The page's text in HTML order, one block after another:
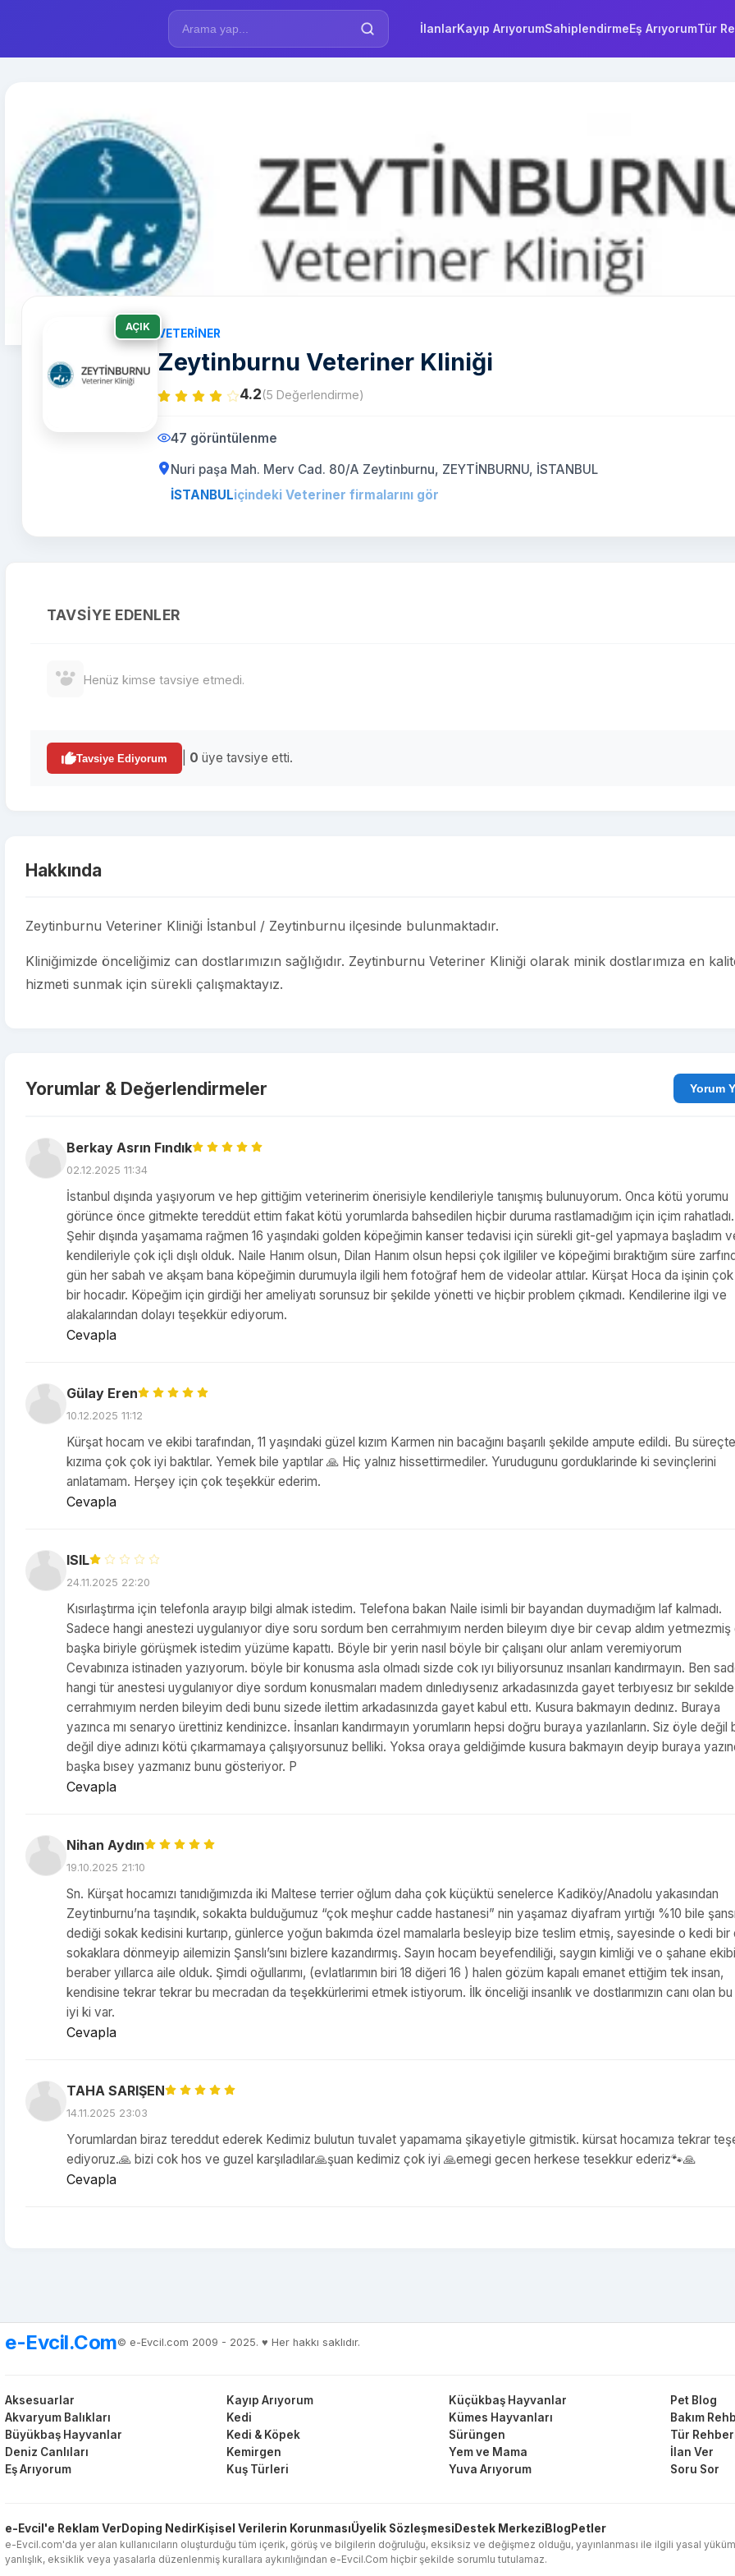
İlanlarKayıp ArıyorumSahiplendirmeEş ArıyorumTür
AÇIK
VETERINER
Zeytinburnu Veteriner Kliniği
4.2(5 Değerlendirme)
47 görüntülenme
Nuri paşa Mah. Merv Cad. 80/A Zeytinburnu, ZEYTİNBURNU, İSTANBUL
İSTANBULiçindeki Veteriner firmalarını gör
TAVSIYE EDENLER
Henüz kimse tavsiye etmedi.
Tavsiye Ediyorum 0 üye tavsiye etti.
Hakkında
Zeytinburnu Veteriner Kliniği İstanbul / Zeytinburnu ilçesinde bulunmaktadır.
Kliniğimizde önceliğimiz can dostlarımızın sağlığıdır. Zeytinburnu Veteriner Kliniği olarak minik dostlarımıza en
hizmeti sunmak için sürekli çalışmaktayız.
Yorumlar & Değerlendirmeler
Berkay Asrın Fındık
02.12.2025 11:34
İstanbul dışında yaşıyorum ve hep gittiğim veterinerim önerisiyle kendileriyle tanışmış bulunuyorum. Onca kötü yorumu
görünce önce gitmekte tereddüt ettim fakat kötü yorumlarda bahsedilen hiçbir duruma rastlamadığım için içim rahatladı.
Şehir dışında yaşamama rağmen 16 yaşındaki golden köpeğimin kanser tedavisi için sürekli git-gel yapmaya başladım
kendileriyle çok içli dışlı olduk. Naile Hanım olsun, Dilan Hanım olsun hepsi çok ilgililer ve köpeğimi bıraktığım süre
gün her sabah ve akşam bana köpeğimin durumuyla ilgili hem fotoğraf hem de videolar attılar. Kürşat Hoca da işinin çok
bir hocadır. Köpeğim için girdiği her ameliyatı sorunsuz bir şekilde yönetti ve hiçbir problem çıkmadı. Kendilerine ilgi ve
alakalarından dolayı teşekkür ediyorum.
Cevapla
Gülay Eren
10.12.2025 11:12
Kürşat hocam ve ekibi tarafından, 11 yaşındaki güzel kızım Karmen nin bacağını başarılı şekilde ampute edildi. Bu süreçte
kızıma çok çok iyi baktılar. Yemek bile yaptılar 🙏 Hiç yalnız hissettirmediler. Yurudugunu gorduklarinde ki sevinçlerini
anlatamam. Herşey için çok teşekkür ederim.
Cevapla
ISIL
24.11.2025 22:20
Kısırlaştırma için telefonla arayıp bilgi almak istedim. Telefona bakan Naile isimli bir bayandan duymadığım laf kalmadı.
Sadece hangi anestezi uygulanıyor diye soru sordum ben cerrahmıyım nerden bileyım dıye bir cevap aldım yetmezmiş
başka biriyle görüşmek istedim yüzüme kapattı. Böyle bir yerin nasıl böyle bir çalışanı olur anlam veremiyorum
Cevabınıza istinaden yazıyorum. böyle bir konusma asla olmadı sizde cok ıyı biliyorsunuz ınsanları kandırmayın. Ben
hangi tür anestesi uygulanıyor diye sordum konusmaları madem dınledıysenız arkadasınızda gayet terbıyesız bır
cerrahmıyım nerden bileyim dedi bunu sizede ilettim arkadasınızda gayet kabul ettı. Kusura bakmayın dedınız. Buraya
yazınca mı senaryo ürettiniz kendinizce. İnsanları kandırmayın yorumların hepsi doğru buraya yazılanların. Siz öyle değil
değil diye adınızı kötü çıkarmamaya çalışıyorsunuz belliki. Yoksa oraya geldiğimde kusura bakmayın deyip buraya
başka bısey yazmanız bunu gösteriyor. P
Cevapla
Nihan Aydın
19.10.2025 21:10
Sn. Kürşat hocamızı tanıdığımızda iki Maltese terrier oğlum daha çok küçüktü senelerce Kadiköy/Anadolu yakasından
Zeytinburnu’na taşındık, sokakta bulduğumuz “çok meşhur cadde hastanesi” nin yaşamaz diyafram yırtığı %10 bile
dediği sokak kedisini kurtarıp, günlerce yoğun bakımda özel mamalarla besleyip bize teslim etmiş, sayesinde o kedi bir
sokaklara dönmeyip ailemizin Şanslı’sını bizlere kazandırmış. Sayın hocam beyefendiliği, saygın kimliği ve o şahane
beraber yıllarca aile olduk. Şimdi oğullarımı, (evlatlarımın biri 18 diğeri 16 ) halen gözüm kapalı emanet ettiğim tek insan,
kendisine tekrar tekrar bu mecradan da teşekkürlerimi etmek istiyorum. İlk önceliği insanlık ve dostlarımızın canı olan
iyi ki var.
Cevapla
TAHA SARIŞEN
14.11.2025 23:03
Yorumlardan biraz tereddut ederek Kedimiz bulutun tuvalet yapamama şikayetiyle gitmistik. kürsat hocamıza tekrar
ediyoruz.🙏 bizi cok hos ve guzel karşıladılar🙏şuan kedimiz çok iyi 🙏emegi gecen herkese tesekkur ederiz🐾🙏
Cevapla
e-Evcil.Com© e-Evcil.com 2009 - 2025. ♥️ Her hakkı saklıdır.
Aksesuarlar
Akvaryum Balıkları
Büyükbaş Hayvanlar
Deniz Canlıları
Eş Arıyorum
Kayıp Arıyorum
Kedi
Kedi & Köpek
Kemirgen
Kuş Türleri
Küçükbaş Hayvanlar
Kümes Hayvanları
Sürüngen
Yem ve Mama
Yuva Arıyorum
Pet Blog
Bakım
Tür
İlan Ver
Soru Sor
e-Evcil'e Reklam VerDoping NedirKişisel Verilerin KorunmasıÜyelik Sözleşmesi Destek Merkezi Blog Petler
e-Evcil.com'da yer alan kullanıcıların oluşturduğu tüm içerik, görüş ve bilgilerin doğruluğu, eksiksiz ve değişmez olduğu, yayınlanması ile ilgili yasal
yanlışlık, eksiklik veya yasalarla düzenlenmiş kurallara aykırılığından e-Evcil.Com hiçbir şekilde sorumlu tutulamaz.